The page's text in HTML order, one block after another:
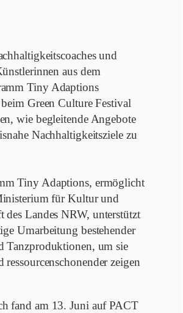
und
aus dem
Tiny Adaptions
Green Culture Festival
wie begleitende Angebote
Nachhaltigkeitsziele zu
Tiny Adaptions, ermöglicht
für Kultur und
des Landes NRW, unterstützt
Umarbeitung bestehender
Tanzproduktionen, um sie
ressourcenschonender zeigen
fand am 13. Juni auf PACT